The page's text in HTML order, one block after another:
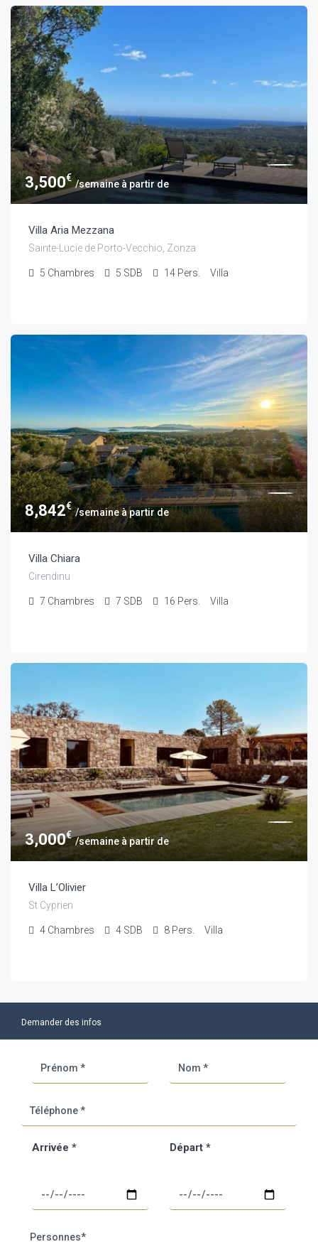
3,500€
/semaine à partir de
Villa Aria Mezzana
Sainte-Lucie de Porto-Vecchio, Zonza
5 Chambres 5 SDB 14 Pers. Villa
8,842€
/semaine à partir de
Villa Chiara
Cirendinu
7 Chambres 7 SDB 16 Pers. Villa
3,000€
/semaine à partir de
Villa L’Olivier
St Cyprien
4 Chambres 4 SDB 8 Pers. Villa
Demander des infos
Arrivée * Départ *